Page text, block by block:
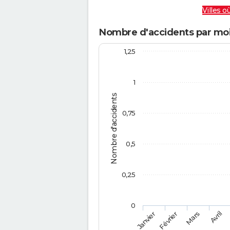
Villes
Nombre d'accidents par
Nombre d'accidents
JanvierFévrier Mars Avril
0
1
0,25
0,5
0,75
1,25